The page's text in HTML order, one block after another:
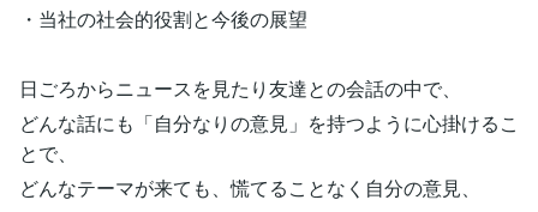
・当社の社会的役割と今後の展望
日ごろからニュースを見たり友達との会話の中で、
どんな話にも「自分なりの意見」を持つように心掛けるこ
とで、
どんなテーマが来ても、慌てることなく自分の意見、